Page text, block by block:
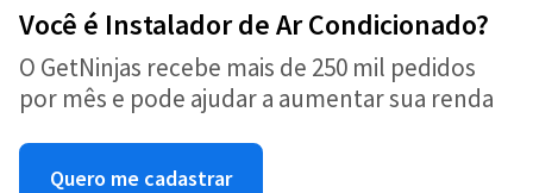
Você é Instalador de Ar Condicionado?
O GetNinjas recebe mais de 250 mil pedidos
por mês e pode ajudar a aumentar sua renda
Quero me cadastrar